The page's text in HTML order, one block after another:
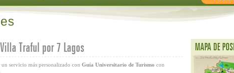
Traful por 7 Lagos
servicio más personalizado con Guía Universitario de Turismo con
MAPA DE